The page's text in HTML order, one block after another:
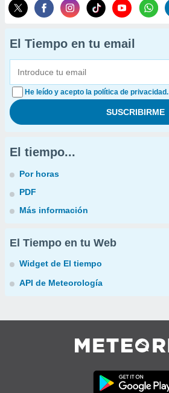
El Tiempo en tu email
He leído y acepto la política de privacidad.
El tiempo...
Por horas
PDF
Más información
El Tiempo en tu Web
Widget de El tiempo
API de Meteorología